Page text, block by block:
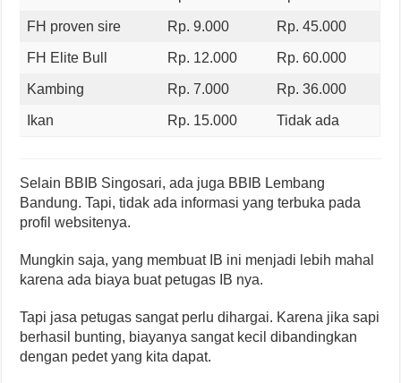
FH proven sire Rp. 9.000 Rp. 45.000
FH Elite Bull Rp. 12.000 Rp. 60.000
Kambing Rp. 7.000 Rp. 36.000
Ikan Rp. 15.000 Tidak ada
Selain BBIB Singosari, ada juga BBIB Lembang
Bandung. Tapi, tidak ada informasi yang terbuka pada
profil websitenya.
Mungkin saja, yang membuat IB ini menjadi lebih mahal
karena ada biaya buat petugas IB nya.
Tapi jasa petugas sangat perlu dihargai. Karena jika sapi
berhasil bunting, biayanya sangat kecil dibandingkan
dengan pedet yang kita dapat.